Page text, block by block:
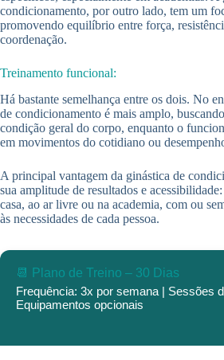
condicionamento, por outro lado, tem um
promovendo equilíbrio entre força,
coordenação.
Treinamento funcional:
Há bastante semelhança entre os dois. No
de condicionamento é mais amplo,
condição geral do corpo, enquanto o
em movimentos do cotidiano ou
A principal vantagem da ginástica de
sua amplitude de resultados e
casa, ao ar livre ou na academia, com ou
às necessidades de cada pessoa.
📆 Plano de Treino – 30 Dias
Frequência: 3x por semana | Sessões
Equipamentos opcionais